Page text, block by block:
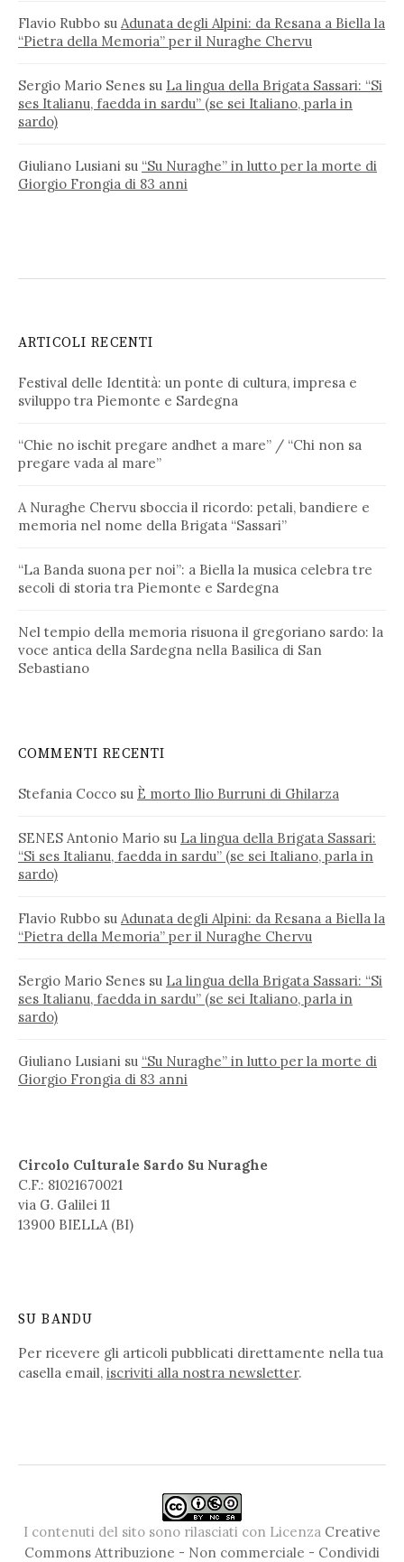
Flavio Rubbo su Adunata degli Alpini: da Resana a Biella la
“Pietra della Memoria” per il Nuraghe Chervu
Sergio Mario Senes su La lingua della Brigata Sassari: “Si
ses Italianu, faedda in sardu” (se sei Italiano, parla in
sardo)
Giuliano Lusiani su “Su Nuraghe” in lutto per la morte di
Giorgio Frongia di 83 anni
ARTICOLI RECENTI
Festival delle Identità: un ponte di cultura, impresa e
sviluppo tra Piemonte e Sardegna
“Chie no ischit pregare andhet a mare” / “Chi non sa
pregare vada al mare”
A Nuraghe Chervu sboccia il ricordo: petali, bandiere e
memoria nel nome della Brigata “Sassari”
“La Banda suona per noi”: a Biella la musica celebra tre
secoli di storia tra Piemonte e Sardegna
Nel tempio della memoria risuona il gregoriano sardo: la
voce antica della Sardegna nella Basilica di San
Sebastiano
COMMENTI RECENTI
Stefania Cocco su È morto Ilio Burruni di Ghilarza
SENES Antonio Mario su La lingua della Brigata Sassari:
“Si ses Italianu, faedda in sardu” (se sei Italiano, parla in
sardo)
Flavio Rubbo su Adunata degli Alpini: da Resana a Biella la
“Pietra della Memoria” per il Nuraghe Chervu
Sergio Mario Senes su La lingua della Brigata Sassari: “Si
ses Italianu, faedda in sardu” (se sei Italiano, parla in
sardo)
Giuliano Lusiani su “Su Nuraghe” in lutto per la morte di
Giorgio Frongia di 83 anni
Circolo Culturale Sardo Su Nuraghe
C.F.: 81021670021
via G. Galilei 11
13900 BIELLA (BI)
SU BANDU
Per ricevere gli articoli pubblicati direttamente nella tua
casella email, iscriviti alla nostra newsletter.
I contenuti del sito sono rilasciati con Licenza Creative
Commons Attribuzione - Non commerciale - Condividi